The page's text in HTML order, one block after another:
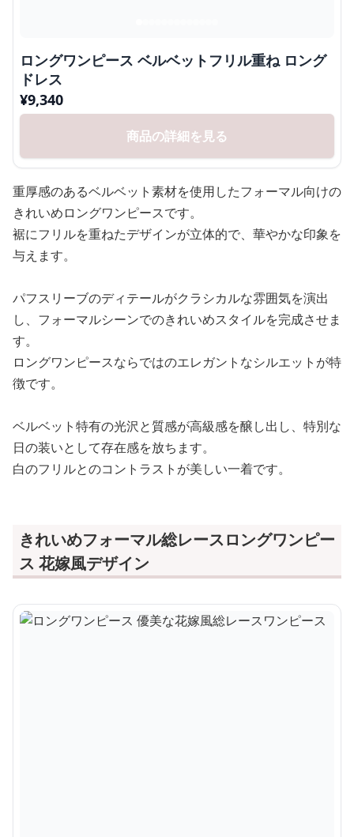
ロングワンピース ベルベットフリル重ね ロング
ドレス
¥9,340
商品の詳細を見る
重厚感のあるベルベット素材を使用したフォーマル向けの
きれいめロングワンピースです。
裾にフリルを重ねたデザインが立体的で、華やかな印象を
与えます。
パフスリーブのディテールがクラシカルな雰囲気を演出
し、フォーマルシーンでのきれいめスタイルを完成させま
す。
ロングワンピースならではのエレガントなシルエットが特
徴です。
ベルベット特有の光沢と質感が高級感を醸し出し、特別な
日の装いとして存在感を放ちます。
白のフリルとのコントラストが美しい一着です。
きれいめフォーマル総レースロングワンピー
ス 花嫁風デザイン